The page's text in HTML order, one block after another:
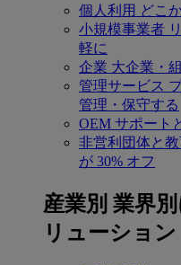
個人利用 どこ
小規模事業者
軽に
企業 大企業・
管理サービス
管理・保守する
OEM サポート
非営利団体と
が 30% オフ
産業別 業界
リューション